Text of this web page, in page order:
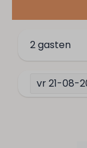
Rookmelder
Ligging
Rustige
2 gasten
vr21-08-